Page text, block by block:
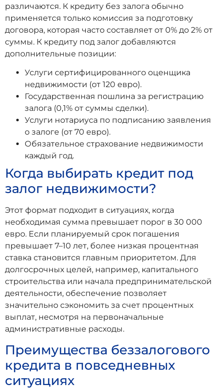
различаются. К кредиту без залога обычно
применяется только комиссия за подготовку
договора, которая часто составляет от 0% до 2% от
суммы. К кредиту под залог добавляются
дополнительные позиции:
Услуги сертифицированного оценщика
недвижимости (от 120 евро).
Государственная пошлина за регистрацию
залога (0,1% от суммы сделки).
Услуги нотариуса по подписанию заявления
о залоге (от 70 евро).
Обязательное страхование недвижимости
каждый год.
Когда выбирать кредит под
залог недвижимости?
Этот формат подходит в ситуациях, когда
необходимая сумма превышает порог в 30 000
евро. Если планируемый срок погашения
превышает 7–10 лет, более низкая процентная
ставка становится главным приоритетом. Для
долгосрочных целей, например, капитального
строительства или начала предпринимательской
деятельности, обеспечение позволяет
значительно сэкономить за счет процентных
выплат, несмотря на первоначальные
административные расходы.
Преимущества беззалогового
кредита в повседневных
ситуациях